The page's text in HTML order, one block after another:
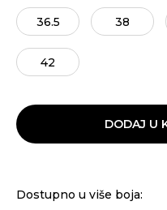
36.5 38
42
DODAJ U
Dostupno u više boja: